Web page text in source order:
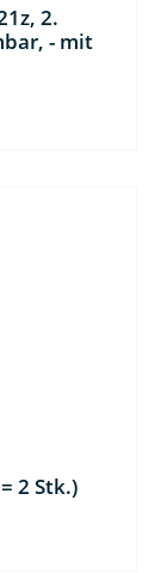
2.
- mit
2 Stk.)